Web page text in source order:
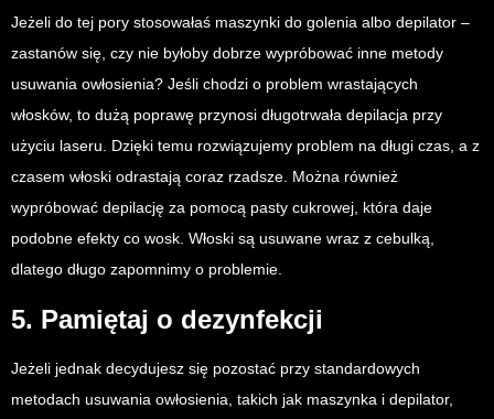
Jeżeli do tej pory stosowałaś maszynki do golenia albo depilator –
zastanów się, czy nie byłoby dobrze wypróbować inne metody
usuwania owłosienia? Jeśli chodzi o problem wrastających
włosków, to dużą poprawę przynosi długotrwała depilacja przy
użyciu laseru. Dzięki temu rozwiązujemy problem na długi czas, a z
czasem włoski odrastają coraz rzadsze. Można również
wypróbować depilację za pomocą pasty cukrowej, która daje
podobne efekty co wosk. Włoski są usuwane wraz z cebulką,
dlatego długo zapomnimy o problemie.
5. Pamiętaj o dezynfekcji
Jeżeli jednak decydujesz się pozostać przy standardowych
metodach usuwania owłosienia, takich jak maszynka i depilator,